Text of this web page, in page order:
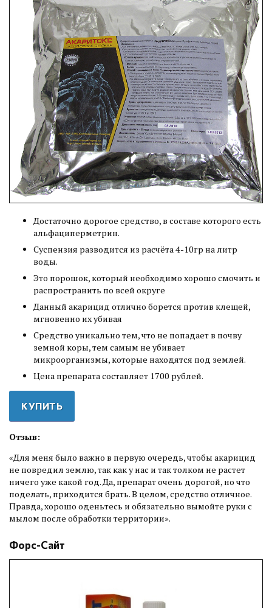
Достаточно дорогое средство, в составе которого есть
альфациперметрин.
Суспензия разводится из расчёта 4-10гр на литр
воды.
Это порошок, который необходимо хорошо смочить и
распространить по всей округе
Данный акарицид отлично борется против клещей,
мгновенно их убивая
Средство уникально тем, что не попадает в почву
земной коры, тем самым не убивает
микроорганизмы, которые находятся под землей.
Цена препарата составляет 1700 рублей.
КУПИТЬ
Отзыв:
«Для меня было важно в первую очередь, чтобы акарицид
не повредил землю, так как у нас и так толком не растет
ничего уже какой год. Да, препарат очень дорогой, но что
поделать, приходится брать. В целом, средство отличное.
Правда, хорошо оденьтесь и обязательно вымойте руки с
мылом после обработки территории».
Форс-Сайт